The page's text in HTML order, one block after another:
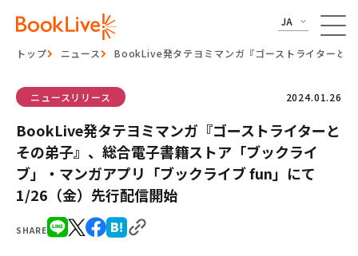
JA
トップ ニュース BookLive発タテヨミマンガ『ゴーストライターと
SHARE
ニュースリリース 2024.01.26
BookLive発タテヨミマンガ『ゴーストライターと
その弟子』、総合電子書籍ストア「ブックライ
ブ」・マンガアプリ「ブックライブ fun」にて
1/26（金）先行配信開始